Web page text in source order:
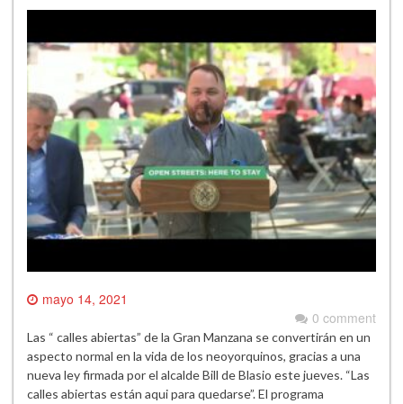
mayo 14, 2021
0 comment
Las “ calles abiertas” de la Gran Manzana se convertirán en un
aspecto normal en la vida de los neoyorquinos, gracias a una
nueva ley firmada por el alcalde Bill de Blasio este jueves. “Las
calles abiertas están aqui para quedarse”. El programa